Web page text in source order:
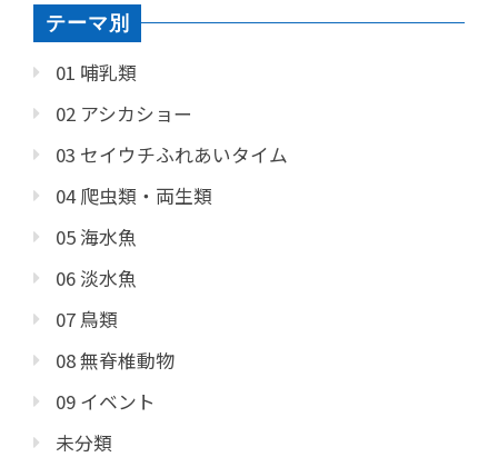
テーマ別
01 哺乳類
02 アシカショー
03 セイウチふれあいタイム
04 爬虫類・両生類
05 海水魚
06 淡水魚
07 鳥類
08 無脊椎動物
09 イベント
未分類